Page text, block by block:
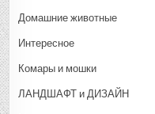
Домашние животные
Интересное
Комары и мошки
ЛАНДШАФТ и ДИЗАЙН